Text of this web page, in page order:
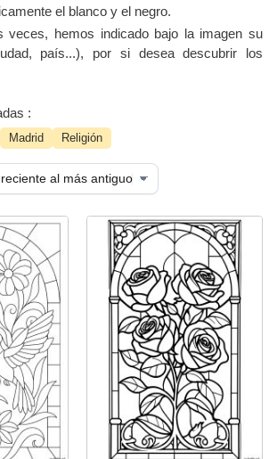
el blanco y el negro.
veces, hemos indicado bajo la imagen su
país...), por si desea descubrir los
:
Madrid Religión